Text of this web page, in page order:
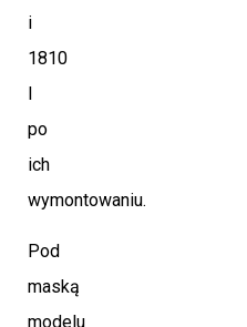
i
1810
l
po
ich
wymontowaniu.
Pod
maską
modelu